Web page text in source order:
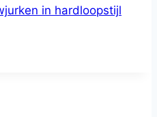
in hardloopstijl